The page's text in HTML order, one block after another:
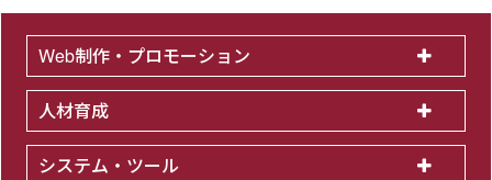
Web制作・プロモーション
人材育成
システム・ツール